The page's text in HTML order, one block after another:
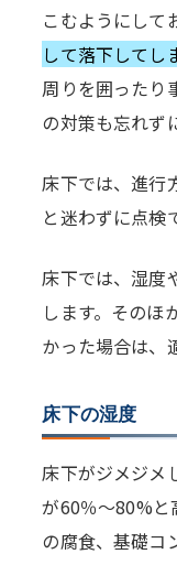
こむようにして
して落下してし
周りを囲ったり
の対策も忘れず
床下では、進行
と迷わずに点検
床下では、湿度
します。そのほ
かった場合は、
床下の湿度
床下がジメジメ
が60％〜80%と
の腐食、基礎コ